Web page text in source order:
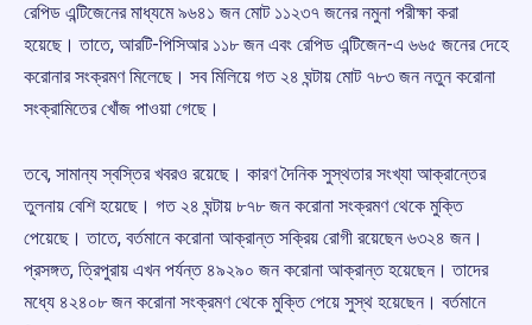
রেপিড এন্টিজেনের মাধ্যমে ৯৬৪১ জন মোট ১১২৩৭ জনের নমুনা পরীক্ষা করা
হয়েছে। তাতে, আরটি-পিসিআর ১১৮ জন এবং রেপিড এন্টিজেন-এ ৬৬৫ জনের দেহে
করোনার সংক্রমণ মিলেছে। সব মিলিয়ে গত ২৪ ঘন্টায় মোট ৭৮৩ জন নতুন করোনা
সংক্রামিতের খোঁজ পাওয়া গেছে।
তবে, সামান্য স্বস্তির খবরও রয়েছে। কারণ দৈনিক সুস্থতার সংখ্যা আক্রান্তের
তুলনায় বেশি হয়েছে। গত ২৪ ঘন্টায় ৮৭৮ জন করোনা সংক্রমণ থেকে মুক্তি
পেয়েছে। তাতে, বর্তমানে করোনা আক্রান্ত সক্রিয় রোগী রয়েছেন ৬৩২৪ জন।
প্রসঙ্গত, ত্রিপুরায় এখন পর্যন্ত ৪৯২৯০ জন করোনা আক্রান্ত হয়েছেন। তাদের
মধ্যে ৪২৪০৮ জন করোনা সংক্রমণ থেকে মুক্তি পেয়ে সুস্থ হয়েছেন। বর্তমানে